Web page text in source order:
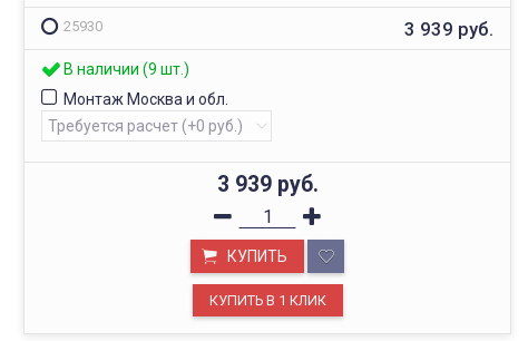
25930 3 939 руб.
В наличии (9 шт.)
Монтаж Москва и обл.
3 939 руб.
КУПИТЬ